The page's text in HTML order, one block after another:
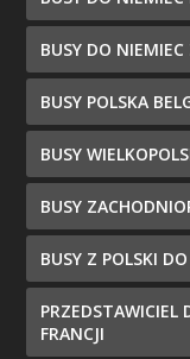
BUSY DO
BUSY POLSKA
BUSY
BUSY
BUSY Z POLSKI
PRZEDSTAWICIEL
FRANCJI